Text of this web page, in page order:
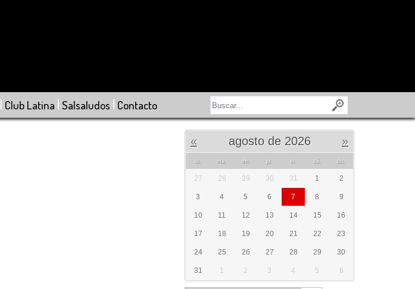
| Club Latina | Salsaludos | Contacto
« agosto de 2026 »
lu. ma. mi. ju. vi. sá. do.
27 28 29 30 31 1 2
3 4 5 6 7 8 9
10 11 12 13 14 15 16
17 18 19 20 21 22 23
24 25 26 27 28 29 30
31 1 2 3 4 5 6